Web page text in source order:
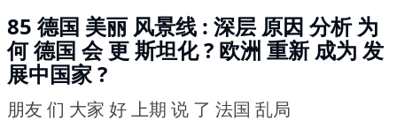
85 德国 美丽 风景线 : 深层 原因 分析 为
何 德国 会 更 斯坦化 ? 欧洲 重新 成为 发
展中国家 ?
朋友 们 大家 好 上期 说 了 法国 乱局